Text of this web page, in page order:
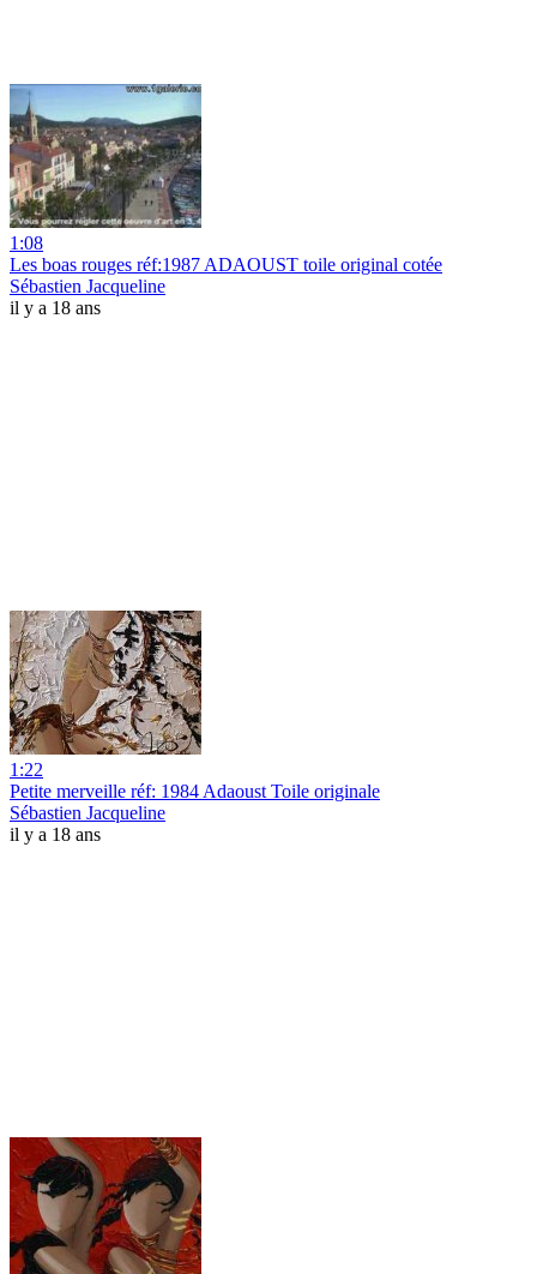
1:08
Les boas rouges réf:1987 ADAOUST toile original cotée
Sébastien Jacqueline
il y a 18 ans
1:22
Petite merveille réf: 1984 Adaoust Toile originale
Sébastien Jacqueline
il y a 18 ans